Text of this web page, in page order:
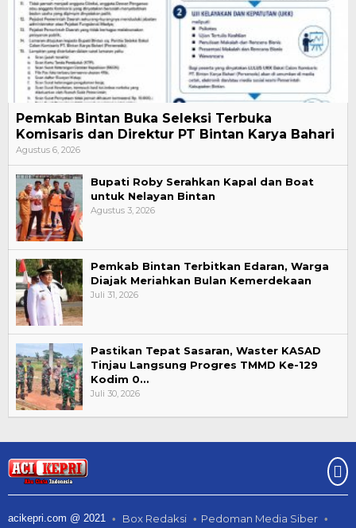
Pemkab Bintan Buka Seleksi Terbuka
Komisaris dan Direktur PT Bintan Karya Bahari
Agustus 6, 2026
Bupati Roby Serahkan Kapal dan Boat
untuk Nelayan Bintan
Agustus 3, 2026
Pemkab Bintan Terbitkan Edaran, Warga
Diajak Meriahkan Bulan Kemerdekaan
Juli 31, 2026
Pastikan Tepat Sasaran, Waster KASAD
Tinjau Langsung Progres TMMD Ke-129
Kodim 0…
Juli 30, 2026
acikepri.com @ 2021 Box Redaksi
Pedoman Media Siber